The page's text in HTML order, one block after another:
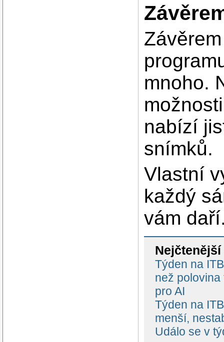
mnoho.
nabízí
snímků.
Vlastní
každý
vám
Týden na
než
pro AI
Týden na
menší,
Událo se v